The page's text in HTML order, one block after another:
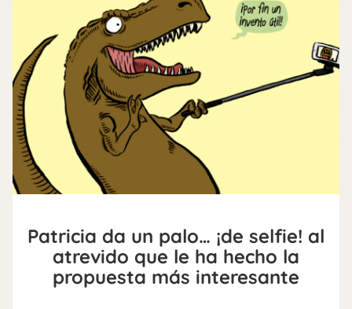
Patricia da un palo… ¡de selfie! al
atrevido que le ha hecho la
propuesta más interesante